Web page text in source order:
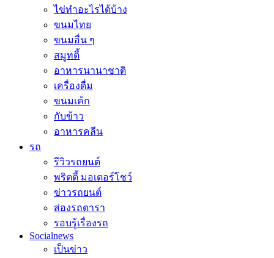
ไข่ทำอะไรได้บ้าง
ขนมไทย
ขนมอื่น ๆ
สมูทตี้
อาหารนานาชาติ
เครื่องดื่ม
ขนมเค้ก
กับข้าว
อาหารคลีน
รถ
รีวิวรถยนต์
พริตตี้ มอเตอร์โชว์
ข่าวรถยนต์
ส่องรถดารา
รอบรู้เรื่องรถ
Socialnews
เป็นข่าว